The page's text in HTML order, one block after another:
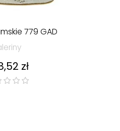
779 GAD
zł